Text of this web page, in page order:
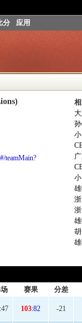
分 应用
teamMain?
赛果 分差
:47 103:82 -21